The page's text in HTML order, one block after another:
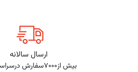
ارسال سالانه
بیش از7000سفارش درسراسر ایران